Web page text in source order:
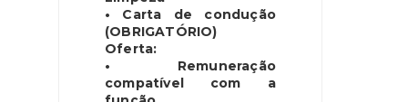
• Carta de condução
(OBRIGATÓRIO)
Oferta:
• Remuneração
compatível com a